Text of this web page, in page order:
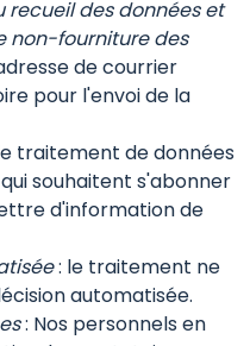
des données et
non-fourniture des
de courrier
pour l'envoi de la
traitement de données
souhaitent s'abonner
d'information de
: le traitement ne
automatisée.
: Nos personnels en